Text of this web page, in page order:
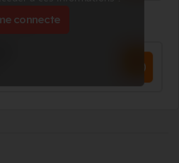
connecte